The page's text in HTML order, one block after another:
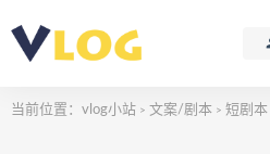
当前位置： vlog小站 > 文案/剧本 > 短剧本